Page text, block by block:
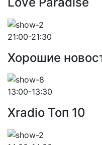
21:00-21:30
Хорошие
13:00-13:30
Xradio Топ 10